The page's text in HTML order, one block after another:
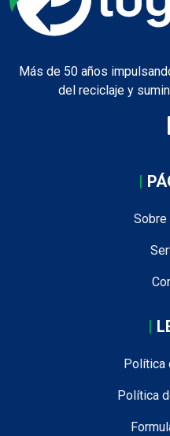
Más de 50 años
del reciclaje y
|
|
Política
Política